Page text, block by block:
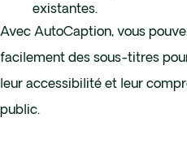
existantes.
Avec AutoCaption, vous
facilement des sous-titres
leur accessibilité et leur
public.